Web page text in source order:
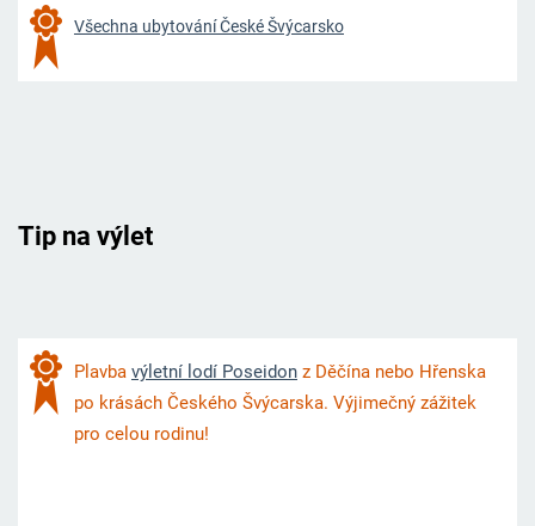
Všechna ubytování České Švýcarsko
Tip na výlet
Plavba výletní lodí Poseidonz Děčína nebo Hřenska
po krásách Českého Švýcarska. Výjimečný zážitek
pro celou rodinu!